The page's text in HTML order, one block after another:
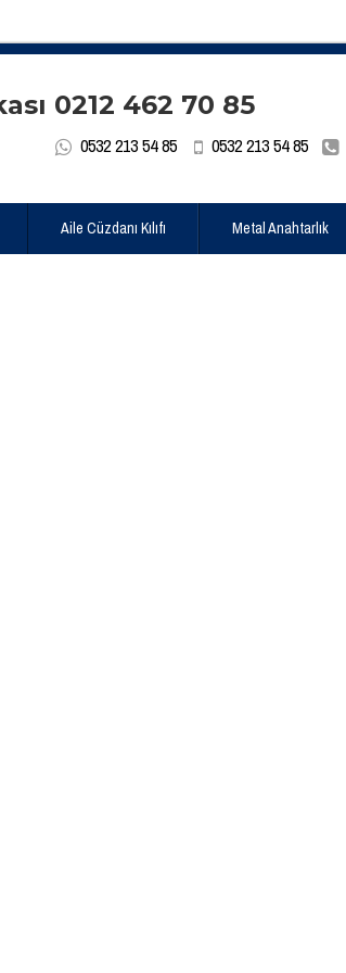
0532 213 54 85 0532 213 54 85
Aile Cüzdanı Kılıfı Metal Anahtarlık